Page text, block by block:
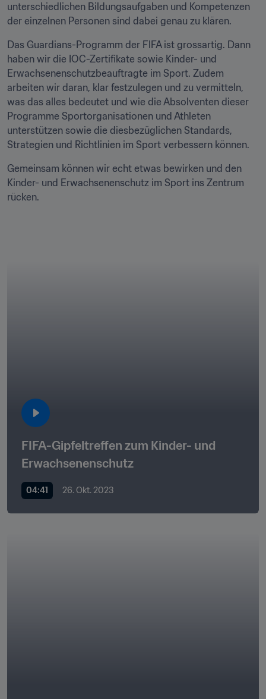
unterschiedlichen Bildungsaufgaben und Kompetenzen
der einzelnen Personen sind dabei genau zu klären.
Das Guardians-Programm der FIFA ist grossartig. Dann
haben wir die IOC-Zertifikate sowie Kinder- und
Erwachsenenschutzbeauftragte im Sport. Zudem
arbeiten wir daran, klar festzulegen und zu vermitteln,
was das alles bedeutet und wie die Absolventen dieser
Programme Sportorganisationen und Athleten
unterstützen sowie die diesbezüglichen Standards,
Strategien und Richtlinien im Sport verbessern können.
Gemeinsam können wir echt etwas bewirken und den
Kinder- und Erwachsenenschutz im Sport ins Zentrum
rücken.
FIFA-Gipfeltreffen zum Kinder- und
Erwachsenenschutz
04:41 26. Okt. 2023